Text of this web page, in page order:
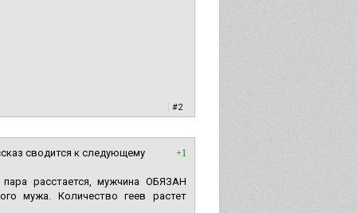
#2
+1
сводится к следующему
расстается, мужчина ОБЯЗАН
мужа. Количество геев растет